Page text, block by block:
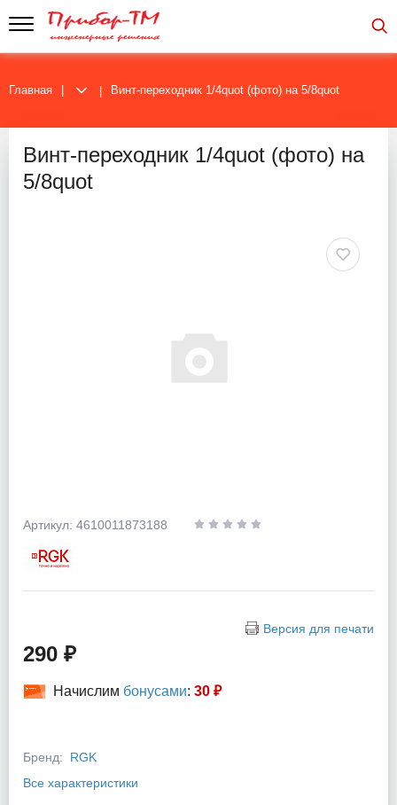
Главная Винт-переходник 1/4quot (фото) на 5/8quot
Винт-переходник 1/4quot (фото) на
5/8quot
Артикул: 4610011873188
Версия для печати
290 ₽
Начислим бонусами: 30 ₽
Бренд:
RGK
Все характеристики